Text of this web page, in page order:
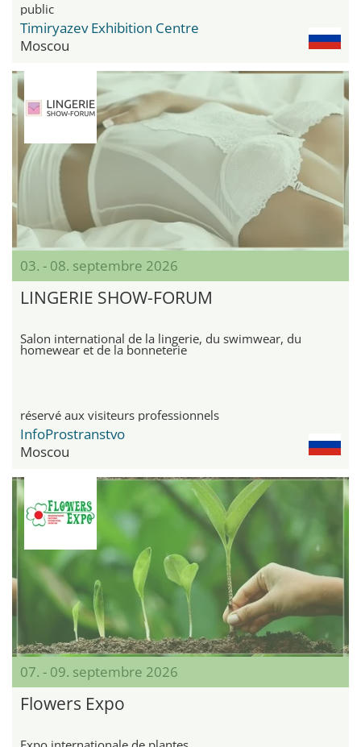
public
Timiryazev Exhibition Centre
Moscou
03. - 08. septembre 2026
LINGERIE SHOW-FORUM
Salon international de la lingerie, du swimwear, du
homewear et de la bonneterie
réservé aux visiteurs professionnels
InfoProstranstvo
Moscou
07. - 09. septembre 2026
Flowers Expo